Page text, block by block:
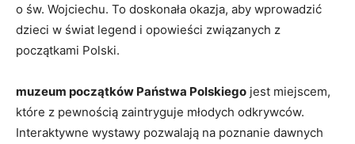
o św. Wojciechu.⁤ To‌ doskonała ⁤okazja, aby‍ wprowadzić
‍dzieci​ w świat legend i opowieści ‍związanych z
początkami Polski.
muzeum⁤ początków Państwa⁤ Polskiego jest miejscem,
⁣które z ⁤pewnością zaintryguje młodych odkrywców.
Interaktywne wystawy pozwalają na ​poznanie ‌dawnych